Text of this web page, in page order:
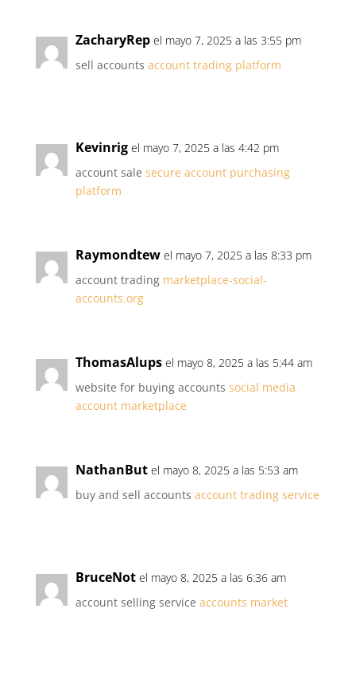
ZacharyRep el mayo 7, 2025 a las 3:55 pm
sell accounts account trading platform
Kevinrig el mayo 7, 2025 a las 4:42 pm
account sale secure account purchasing
platform
Raymondtew el mayo 7, 2025 a las 8:33 pm
account trading marketplace-social-
accounts.org
ThomasAlups el mayo 8, 2025 a las 5:44 am
website for buying accounts social media
account marketplace
NathanBut el mayo 8, 2025 a las 5:53 am
buy and sell accounts account trading service
BruceNot el mayo 8, 2025 a las 6:36 am
account selling service accounts market